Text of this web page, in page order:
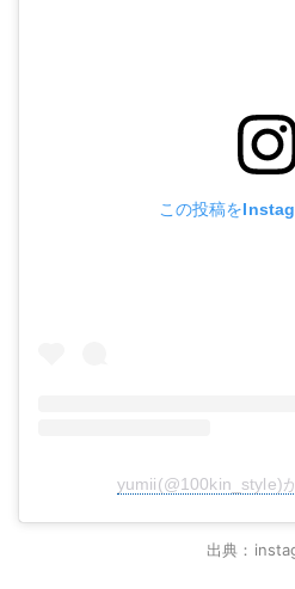
この投稿を
yumii(@100kin_style)
出典：